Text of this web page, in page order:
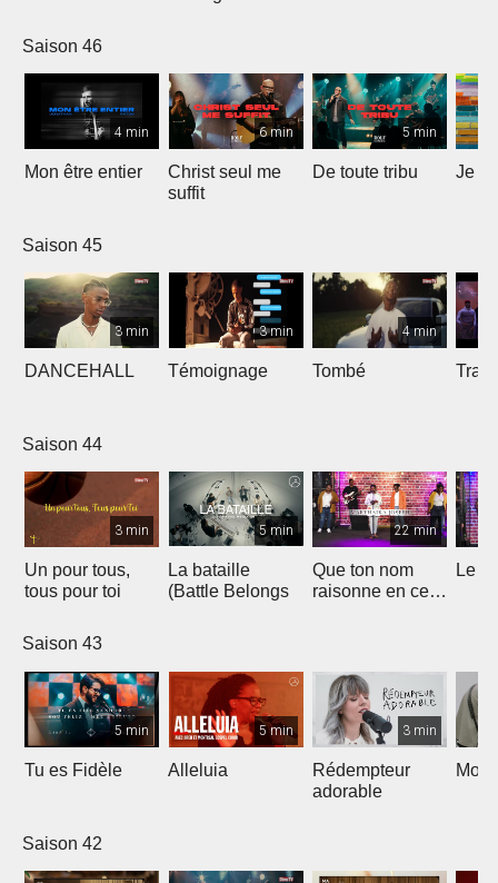
Saison 46
4 min
Mon être entier
6 min
Christ seul me
suffit
5 min
De toute tribu Je
Saison 45
3 min
DANCEHALL
3 min
Témoignage
4 min
Tombé
Saison 44
3 min
Un pour tous,
tous pour toi
5 min
La bataille
(Battle Belongs
22 min
Que ton nom
raisonne en ce
Le
Saison 43
5 min
Tu es Fidèle
5 min
Alleluia
3 min
Rédempteur
adorable
Mon
Saison 42